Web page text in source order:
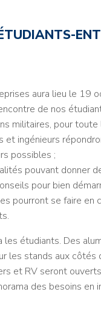
aura lieu le 19
de nos
militaires, pour toute
ingénieurs
possibles ;
pouvant donner
pour bien
pourront se faire en
les étudiants. Des
les stands aux
et RV seront
des besoins en